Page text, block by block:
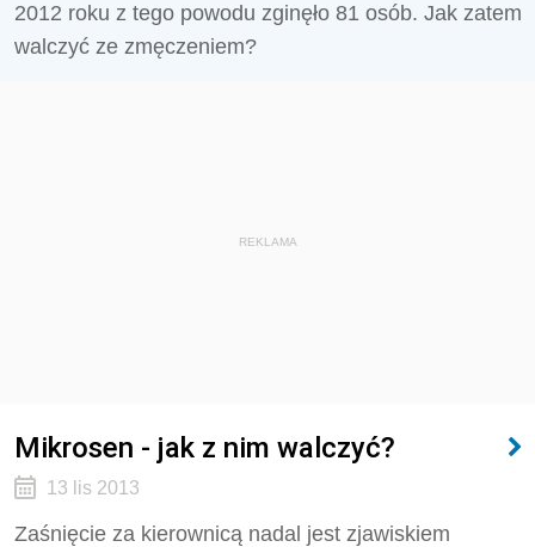
2012 roku z tego powodu zginęło 81 osób. Jak zatem
walczyć ze zmęczeniem?
REKLAMA
Mikrosen - jak z nim walczyć?
13 lis 2013
Zaśnięcie za kierownicą nadal jest zjawiskiem